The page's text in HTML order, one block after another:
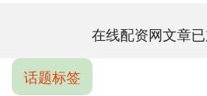
在线配资网文章
话题标签